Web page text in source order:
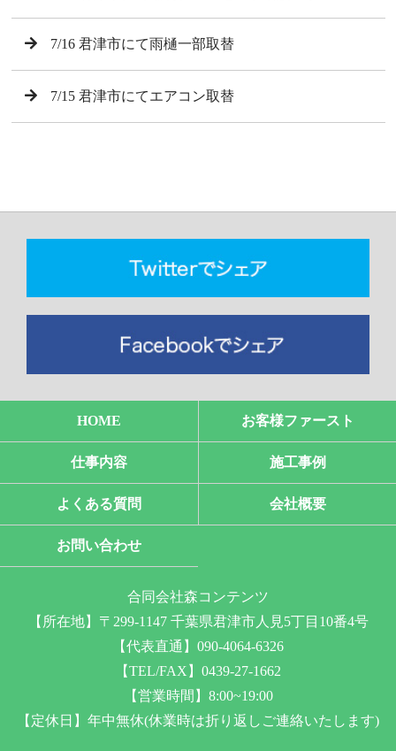
7/16 君津市にて雨樋一部取替
7/15 君津市にてエアコン取替
HOME お客様ファースト
仕事内容 施工事例
よくある質問 会社概要
お問い合わせ
合同会社森コンテンツ
【所在地】〒299-1147 千葉県君津市人見5丁目10番4号
【代表直通】090-4064-6326
【TEL/FAX】0439-27-1662
【営業時間】8:00~19:00
【定休日】年中無休(休業時は折り返しご連絡いたします)